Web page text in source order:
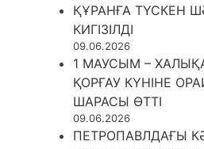
ҚҰРАНҒА ТҮСКЕН
КИГІЗІЛДІ
09.06.2026
1 МАУСЫМ –
ҚОРҒАУ КҮНІНЕ
ШАРАСЫ ӨТТІ
09.06.2026
ПЕТРОПАВЛДАҒЫ